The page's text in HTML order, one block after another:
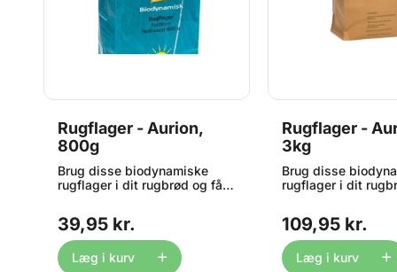
Rugflager - Aurion,
800g
Brug disse biodynamiske
rugflager i dit rugbrød og få
OBS: Bedst før dato på dette
produkt er ned til 1 måned
grundet strenge kvalitetskrav.
39,95 kr.
Læg i kurv
Rugflager -
3kg
Brug disse
rugflager i dit
OBS: Bedst før
produkt er ned til 1
grundet strenge
109,95 kr.
Læg i kurv